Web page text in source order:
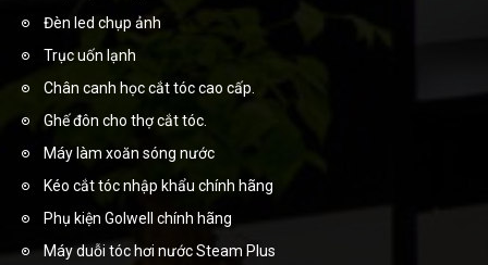
Đèn led chụp ảnh
Trục uốn lạnh
Chân canh học cắt tóc cao cấp.
Ghế đôn cho thợ cắt tóc.
Máy làm xoăn sóng nước
Kéo cắt tóc nhập khẩu chính hãng
Phụ kiện Golwell chính hãng
Máy duỗi tóc hơi nước Steam Plus